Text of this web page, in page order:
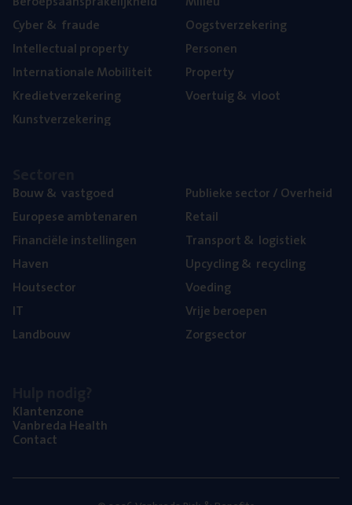
Cyber& fraude
Intel­lec­tu­al property
Inter­na­ti­o­na­le Mobiliteit
Kre­diet­ver­ze­ke­ring
Kunst­ver­ze­ke­ring
Oogst­ver­ze­ke­ring
Per­so­nen
Pro­per­ty
Voer­tuig& vloot
Bouw& vastgoed
Euro­pe­se ambtenaren
Finan­ci­ë­le instellingen
Haven
Hout­sec­tor
IT
Land­bouw
Publie­ke sec­tor / Overheid
Retail
Trans­port& logistiek
Upcy­cling& recycling
Voe­ding
Vrije beroe­pen
Zorg­sec­tor
Klan­ten­zo­ne
Van­b­re­da Health
Con­tact